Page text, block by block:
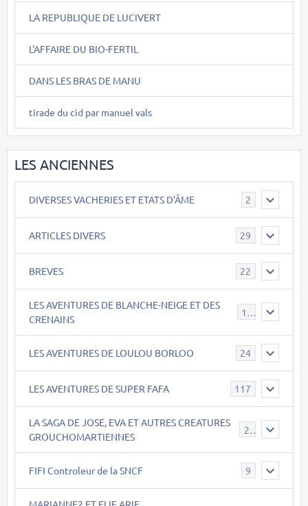
LA REPUBLIQUE DE LUCIVERT
L'AFFAIRE DU BIO-FERTIL
DANS LES BRAS DE MANU
tirade du cid par manuel vals
LES ANCIENNES
DIVERSES VACHERIES ET ETATS D'ÂME 2
ARTICLES DIVERS 29
BREVES 22
LES AVENTURES DE BLANCHE-NEIGE ET DES
CRENAINS
17
LES AVENTURES DE LOULOU BORLOO 24
LES AVENTURES DE SUPER FAFA 117
LA SAGA DE JOSE, EVA ET AUTRES CREATURES
GROUCHOMARTIENNES
26
FIFI Controleur de la SNCF 9